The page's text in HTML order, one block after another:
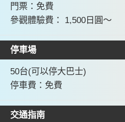
門票：免費
參觀體驗費： 1,500日圓～
停車場
50台(可以停大巴士)
停車費：免費
交通指南